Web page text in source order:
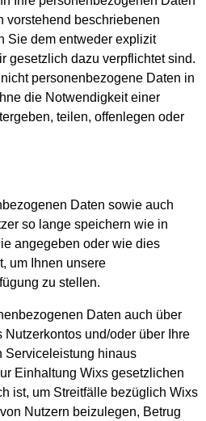
vorstehend beschriebenen
Sie dem entweder explizit
gesetzlich dazu verpflichtet sind.
personenbezogene Daten in
die Notwendigkeit einer
teilen, offenlegen oder
Daten sowie auch
so lange speichern wie in
angegeben oder wie dies
um Ihnen unsere
zu stellen.
Daten auch über
und/oder über Ihre
Serviceleistung hinaus
Einhaltung Wixs gesetzlichen
ist, um Streitfälle bezüglich Wixs
Nutzern beizulegen, Betrug